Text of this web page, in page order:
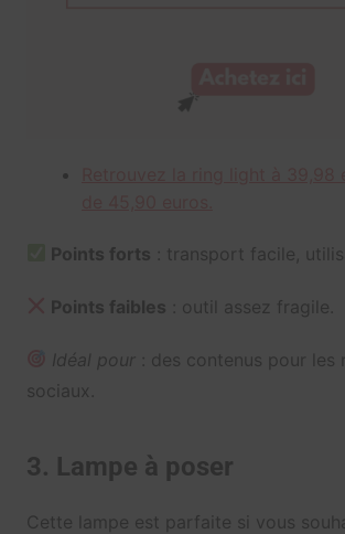
Points forts : transport facile,
Points faibles : outil assez fragile.
Idéal pour : des contenus pour les
sociaux.
3. Lampe à poser
Cette lampe est parfaite si vous